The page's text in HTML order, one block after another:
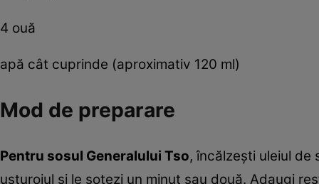
4 ouă
apă cât cuprinde (aproximativ 120 ml)
Mod de preparare
Pentru sosul Generalului Tso, încălzeşti uleiul
usturoiul şi le sotezi un minut sau două. Adaugi